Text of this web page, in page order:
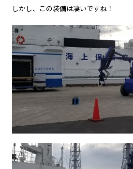
しかし、この装備は凄いですね！